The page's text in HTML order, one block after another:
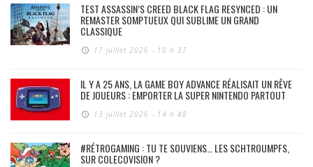
TEST ASSASSIN’S CREED BLACK FLAG RESYNCED : UN
REMASTER SOMPTUEUX QUI SUBLIME UN GRAND
CLASSIQUE
17 juillet 2026 - 10 h 37
IL Y A 25 ANS, LA GAME BOY ADVANCE RÉALISAIT UN RÊVE
DE JOUEURS : EMPORTER LA SUPER NINTENDO PARTOUT
13 juillet 2026 - 14 h 48
#RÉTROGAMING : TU TE SOUVIENS… LES SCHTROUMPFS,
SUR COLECOVISION ?